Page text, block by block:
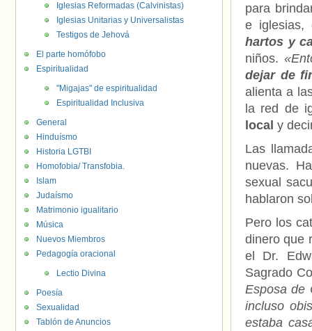
para
e iglesias,
hartos y
niños.
dejar de
alienta a
la red de
local y
Las
nuevas.
sexual
hablaron
Pero los
dinero que
el Dr.
Sagrado
Esposa de
incluso
estaba
Iglesias Reformadas (Calvinistas)
Iglesias Unitarias y Universalistas
Testigos de Jehová
El parte homófobo
Espiritualidad
"Migajas" de espiritualidad
Espiritualidad Inclusiva
General
Hinduísmo
Historia LGTBI
Homofobia/ Transfobia.
Islam
Judaísmo
Matrimonio igualitario
Música
Nuevos Miembros
Pedagogía oracional
Lectio Divina
Poesía
Sexualidad
Tablón de Anuncios